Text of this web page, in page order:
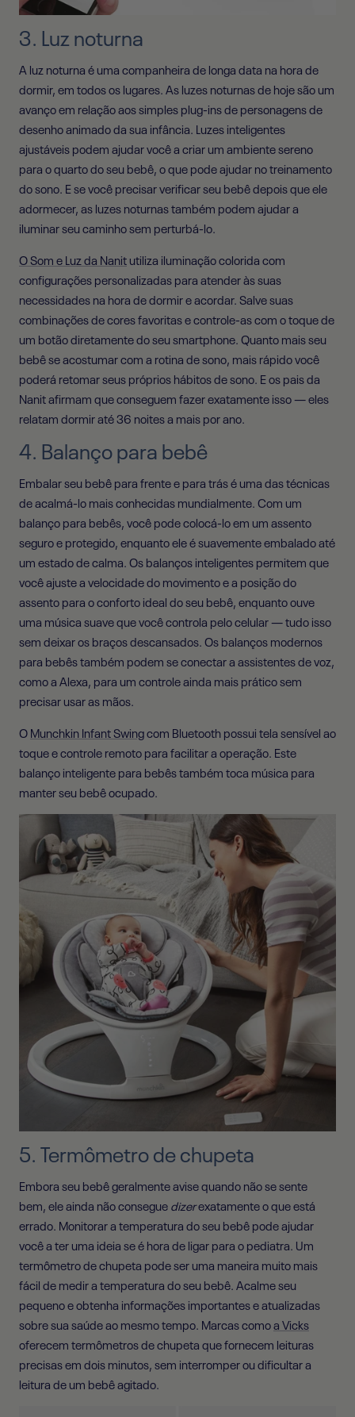
3. Luz noturna
A luz noturna é uma companheira de longa data na hora de
dormir, em todos os lugares. As luzes noturnas de hoje são um
avanço em relação aos simples plug-ins de personagens de
desenho animado da sua infância. Luzes inteligentes
ajustáveis ​​podem ajudar você a criar um ambiente sereno
para o quarto do seu bebê, o que pode ajudar no treinamento
do sono. E se você precisar verificar seu bebê depois que ele
adormecer, as luzes noturnas também podem ajudar a
iluminar seu caminho sem perturbá-lo.
O Som e Luz da Nanit utiliza iluminação colorida com
configurações personalizadas para atender às suas
necessidades na hora de dormir e acordar. Salve suas
combinações de cores favoritas e controle-as com o toque de
um botão diretamente do seu smartphone. Quanto mais seu
bebê se acostumar com a rotina de sono, mais rápido você
poderá retomar seus próprios hábitos de sono. E os pais da
Nanit afirmam que conseguem fazer exatamente isso — eles
relatam dormir até 36 noites a mais por ano.
4. Balanço para bebê
Embalar seu bebê para frente e para trás é uma das técnicas
de acalmá-lo mais conhecidas mundialmente. Com um
balanço para bebês, você pode colocá-lo em um assento
seguro e protegido, enquanto ele é suavemente embalado até
um estado de calma. Os balanços inteligentes permitem que
você ajuste a velocidade do movimento e a posição do
assento para o conforto ideal do seu bebê, enquanto ouve
uma música suave que você controla pelo celular — tudo isso
sem deixar os braços descansados. Os balanços modernos
para bebês também podem se conectar a assistentes de voz,
como a Alexa, para um controle ainda mais prático sem
precisar usar as mãos.
O Munchkin Infant Swingcom Bluetooth possui tela sensível ao
toque e controle remoto para facilitar a operação. Este
balanço inteligente para bebês também toca música para
manter seu bebê ocupado.
5. Termômetro de chupeta
Embora seu bebê geralmente avise quando não se sente
bem, ele ainda não consegue dizerexatamente o que está
errado. Monitorar a temperatura do seu bebê pode ajudar
você a ter uma ideia se é hora de ligar para o pediatra. Um
termômetro de chupeta pode ser uma maneira muito mais
fácil de medir a temperatura do seu bebê. Acalme seu
pequeno e obtenha informações importantes e atualizadas
sobre sua saúde ao mesmo tempo. Marcas comoa Vicks
oferecem termômetros de chupeta que fornecem leituras
precisas em dois minutos, sem interromper ou dificultar a
leitura de um bebê agitado.